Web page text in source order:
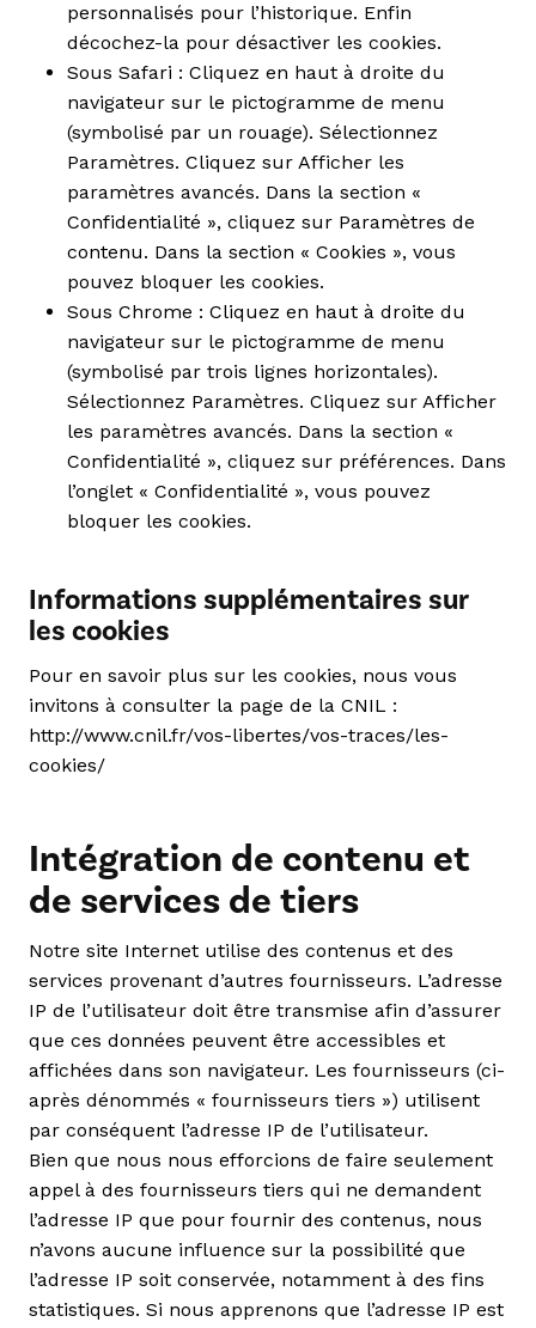
personnalisés pour l’historique. Enfin
décochez-la pour désactiver les cookies.
Sous Safari : Cliquez en haut à droite du
navigateur sur le pictogramme de menu
(symbolisé par un rouage). Sélectionnez
Paramètres. Cliquez sur Afficher les
paramètres avancés. Dans la section «
Confidentialité », cliquez sur Paramètres de
contenu. Dans la section « Cookies », vous
pouvez bloquer les cookies.
Sous Chrome : Cliquez en haut à droite du
navigateur sur le pictogramme de menu
(symbolisé par trois lignes horizontales).
Sélectionnez Paramètres. Cliquez sur Afficher
les paramètres avancés. Dans la section «
Confidentialité », cliquez sur préférences. Dans
l’onglet « Confidentialité », vous pouvez
bloquer les cookies.
Informations supplémentaires sur
les cookies
Pour en savoir plus sur les cookies, nous vous
invitons à consulter la page de la CNIL :
http://www.cnil.fr/vos-libertes/vos-traces/les-
cookies/
Intégration de contenu et
de services de tiers
Notre site Internet utilise des contenus et des
services provenant d’autres fournisseurs. L’adresse
IP de l’utilisateur doit être transmise afin d’assurer
que ces données peuvent être accessibles et
affichées dans son navigateur. Les fournisseurs (ci-
après dénommés « fournisseurs tiers ») utilisent
par conséquent l’adresse IP de l’utilisateur.
Bien que nous nous efforcions de faire seulement
appel à des fournisseurs tiers qui ne demandent
l’adresse IP que pour fournir des contenus, nous
n’avons aucune influence sur la possibilité que
l’adresse IP soit conservée, notamment à des fins
statistiques. Si nous apprenons que l’adresse IP est